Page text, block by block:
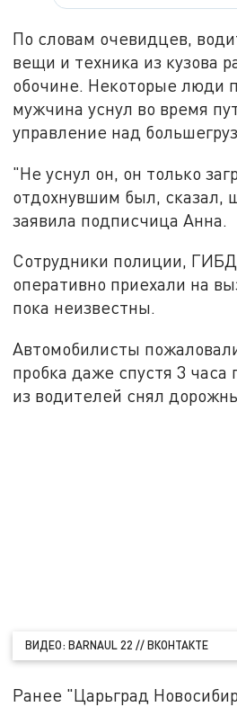
По словам очевидцев,
вещи и техника из кузова
обочине. Некоторые люди
мужчина уснул во время
управление над
"Не уснул он, он только
отдохнувшим был, сказал,
заявила подписчица Анна.
Сотрудники полиции,
оперативно приехали на
пока неизвестны.
Автомобилисты
пробка даже спустя 3
из водителей снял
ВИДЕО: BARNAUL 22 // ВКОНТАКТЕ
Ранее "Царьград